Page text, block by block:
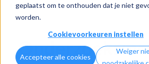
geplaatst om te onthouden dat je niet
worden.
Cookievoorkeuren instellen
Accepteer alle cookies
Weiger
Home Methodes